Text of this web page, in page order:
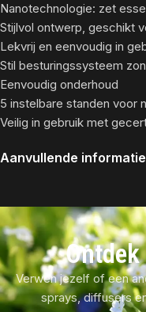
Nanotechnologie: zet
Stijlvol ontwerp, geschikt
Lekvrij en eenvoudig in
Stil besturingssysteem
Eenvoudig onderhoud
5 instelbare standen voor
Veilig in gebruik met
Aanvullende informatie
Verwen jezelf of een
sprays, diffusers